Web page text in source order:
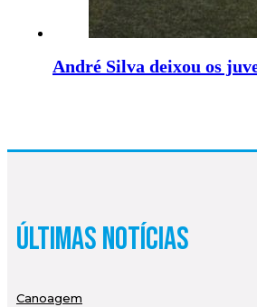
André Silva deixou os
Últimas Notícias
Canoagem